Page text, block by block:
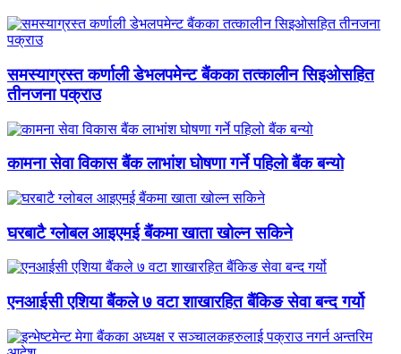
समस्याग्रस्त कर्णाली डेभलपमेन्ट बैंकका तत्कालीन सिइओसहित
तीनजना पक्राउ
कामना सेवा विकास बैंक लाभांश घोषणा गर्ने पहिलो बैंक बन्यो
घरबाटै ग्लोबल आइएमई बैंकमा खाता खोल्न सकिने
एनआईसी एशिया बैंकले ७ वटा शाखारहित बैंकिङ सेवा बन्द गर्यो